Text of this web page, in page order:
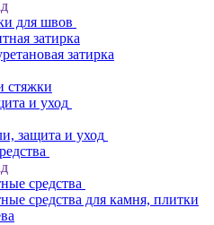
для швов
затирка
затирка
стяжки
и уход
защита и уход
средства
средства для камня, плитки